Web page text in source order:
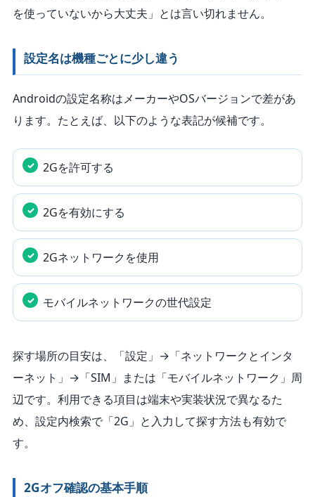
を使っていないから大丈夫」とは言い切れません。
設定名は機種ごとに少し違う
Androidの設定名称はメーカーやOSバージョンで差があ
ります。たとえば、以下のような表記が候補です。
2Gを許可する
2Gを有効にする
2Gネットワークを使用
モバイルネットワークの世代設定
探す場所の目安は、「設定」→「ネットワークとインタ
ーネット」→「SIM」または「モバイルネットワーク」周
辺です。利用できる項目は端末や実装状況で異なるた
め、設定内検索で「2G」と入力して探す方法も有効で
す。
2Gオフ確認の基本手順